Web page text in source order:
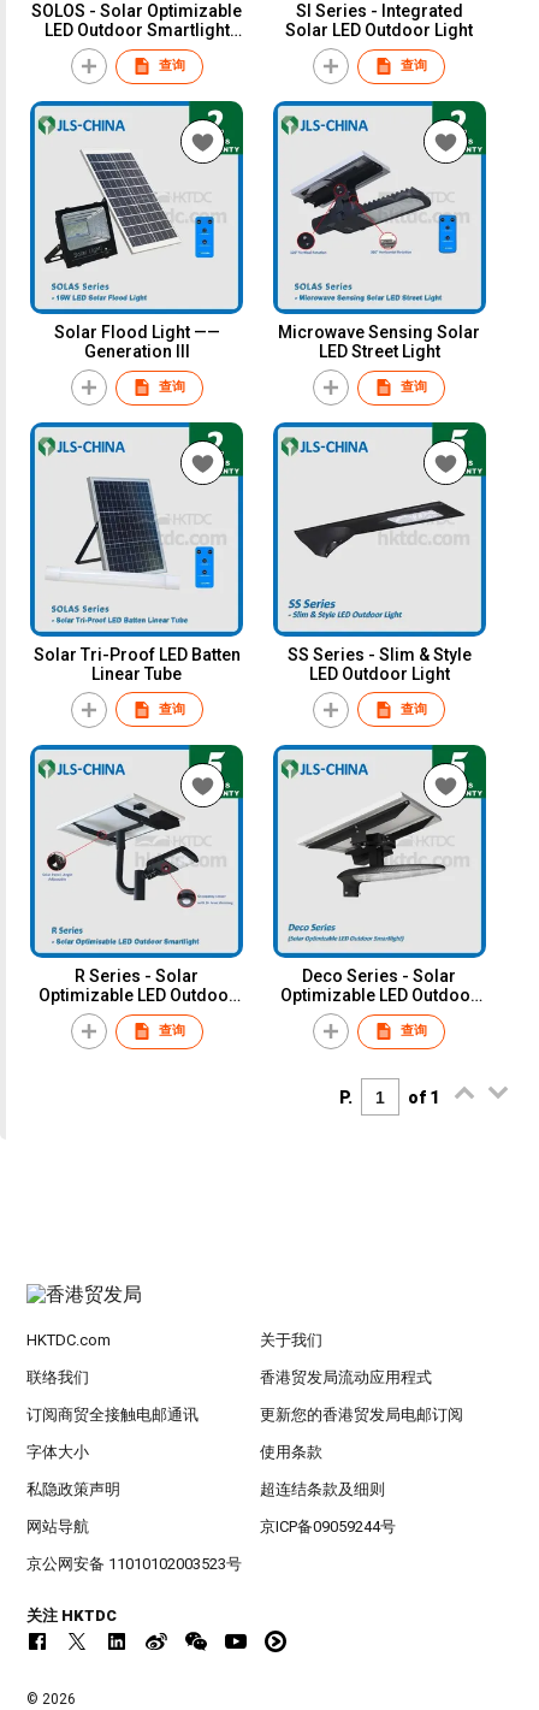
SOLOS - Solar Optimizable
LED Outdoor Smartlight
(Generation III)
查询
SI Series - Integrated
Solar LED Outdoor Light
查询
Solar Flood Light ——
Generation III
查询
Microwave Sensing Solar
LED Street Light
查询
Solar Tri-Proof LED Batten
Linear Tube
查询
SS Series - Slim & Style
LED Outdoor Light
查询
R Series - Solar
Optimizable LED Outdoor
Smartlight
查询
Deco Series - Solar
Optimizable LED Outdoor
Smart Light
查询
P. of 1
HKTDC.com 关于我们
联络我们 香港贸发局流动应用程式
订阅商贸全接触电邮通讯 更新您的香港贸发局电邮订阅
字体大小 使用条款
私隐政策声明 超连结条款及细则
网站导航 京ICP备09059244号
京公网安备 11010102003523号
关注 HKTDC
© 2026